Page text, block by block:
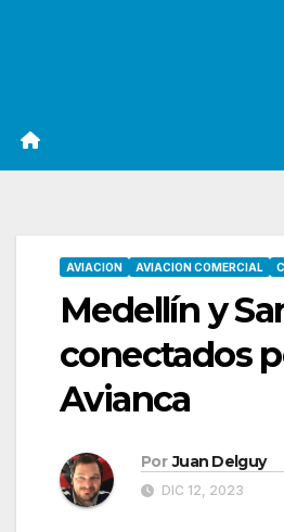
AVIACION AVIACION COMERCIAL
Medellín y
conectados
Avianca
Por Juan Delguy
DIC 12, 2023